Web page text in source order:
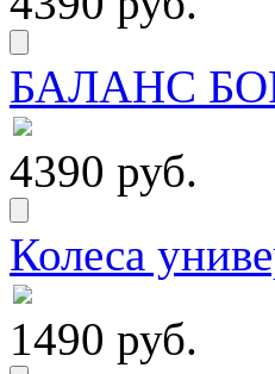
БАЛАНС
4390 руб.
Колеса
1490 руб.